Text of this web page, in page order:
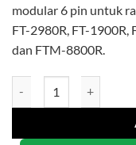
modular 6 pin untuk
FT-2980R, FT-
dan FTM-8800R.